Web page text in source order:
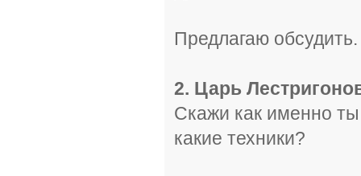
Предлагаю обсудить.
2. Царь
Скажи как именно
какие техники?